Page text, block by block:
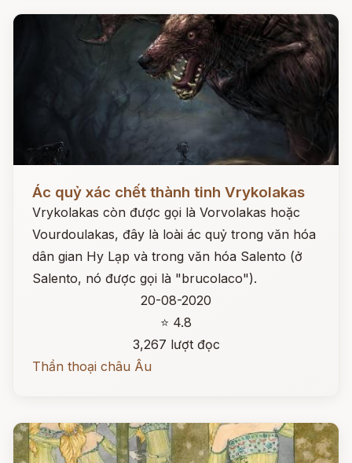
Đọc ngay
Ác quỷ xác chết thành tinh Vrykolakas
Vrykolakas còn được gọi là Vorvolakas hoặc
Vourdoulakas, đây là loài ác quỷ trong văn hóa
dân gian Hy Lạp và trong văn hóa Salento (ở
Salento, nó được gọi là "brucolaco").
20-08-2020
⭐ 4.8
3,267 lượt đọc
Thần thoại châu Âu